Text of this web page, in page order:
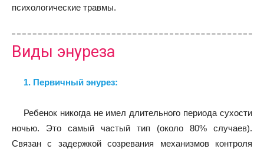
психологические травмы.
Виды энуреза
1. Первичный энурез:
Ребенок никогда не имел длительного периода сухости
ночью. Это самый частый тип (около 80% случаев).
Связан с задержкой созревания механизмов контроля